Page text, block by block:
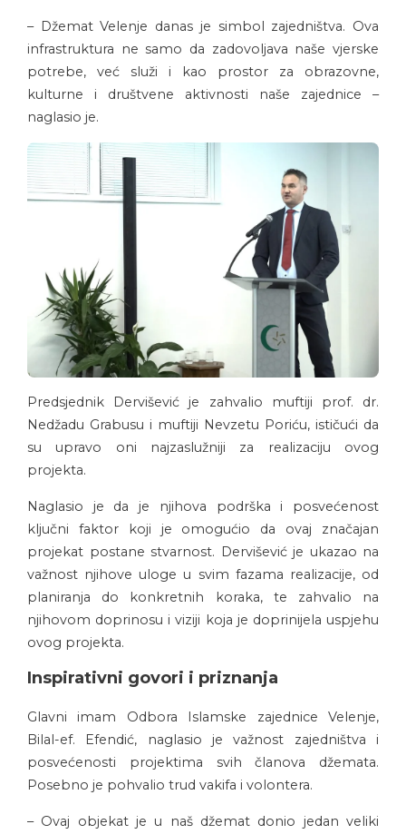
– Džemat Velenje danas je simbol zajedništva. Ova
infrastruktura ne samo da zadovoljava naše vjerske
potrebe, već služi i kao prostor za obrazovne,
kulturne i društvene aktivnosti naše zajednice –
naglasio je.
Predsjednik Dervišević je zahvalio muftiji prof. dr.
Nedžadu Grabusu i muftiji Nevzetu Poriću, ističući da
su upravo oni najzaslužniji za realizaciju ovog
projekta.
Naglasio je da je njihova podrška i posvećenost
ključni faktor koji je omogućio da ovaj značajan
projekat postane stvarnost. Dervišević je ukazao na
važnost njihove uloge u svim fazama realizacije, od
planiranja do konkretnih koraka, te zahvalio na
njihovom doprinosu i viziji koja je doprinijela uspjehu
ovog projekta.
Inspirativni govori i priznanja
Glavni imam Odbora Islamske zajednice Velenje,
Bilal-ef. Efendić, naglasio je važnost zajedništva i
posvećenosti projektima svih članova džemata.
Posebno je pohvalio trud vakifa i volontera.
– Ovaj objekat je u naš džemat donio jedan veliki